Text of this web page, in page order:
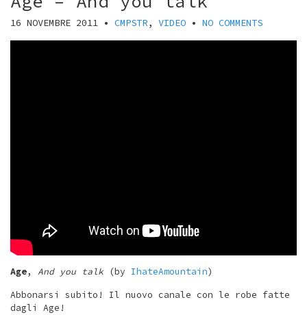
16 NOVEMBRE 2011 • CMPSTR, VIDEO • NO COMMENTS
Age, And you talk(by IhateAmountain)
Abbonarsi subito! Il nuovo canale con le robe fatte
dagli Age!